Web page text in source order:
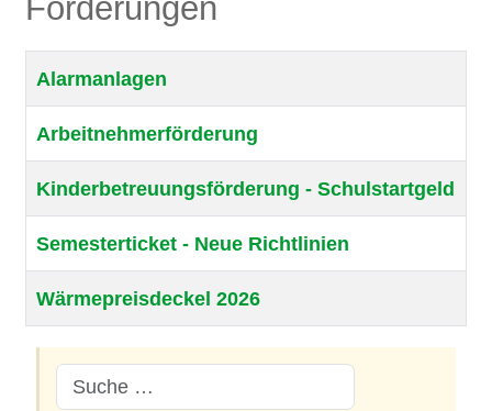
Förderungen
Alarmanlagen
Arbeitnehmerförderung
Kinderbetreuungsförderung - Schulstartgeld
Semesterticket - Neue Richtlinien
Wärmepreisdeckel 2026